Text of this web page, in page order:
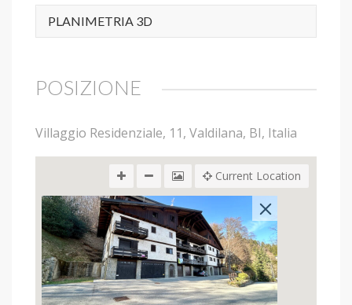
PLANIMETRIA 3D
POSIZIONE
Villaggio Residenziale, 11, Valdilana, BI, Italia
Current Location